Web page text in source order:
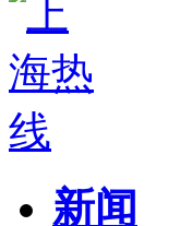
新闻